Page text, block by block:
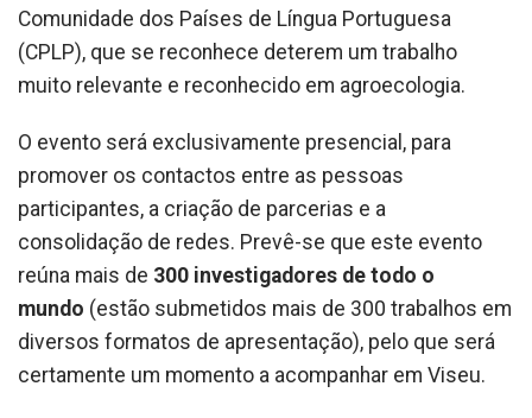
Comunidade dos Países de Língua Portuguesa
(CPLP), que se reconhece deterem um trabalho
muito relevante e reconhecido em agroecologia.
O evento será exclusivamente presencial, para
promover os contactos entre as pessoas
participantes, a criação de parcerias e a
consolidação de redes. Prevê-se que este evento
reúna mais de 300 investigadores de todo o
mundo (estão submetidos mais de 300 trabalhos em
diversos formatos de apresentação), pelo que será
certamente um momento a acompanhar em Viseu.